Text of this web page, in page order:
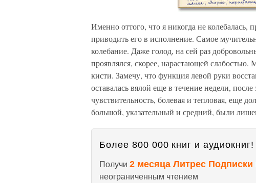
Именно оттого, что я никогда не
приводить его в исполнение. Самое
колебание. Даже голод, на сей раз
проявлялся, скорее, нарастающей слабостью.
кисти. Замечу, что функция левой руки
оставалась вялой еще в течение недели,
чувствительность, болевая и тепловая, еще
большой, указательный и средний, были
Более 800 000 книг и аудиокниг!
Получи 2 месяца Литрес Подписки
неограниченным чтением